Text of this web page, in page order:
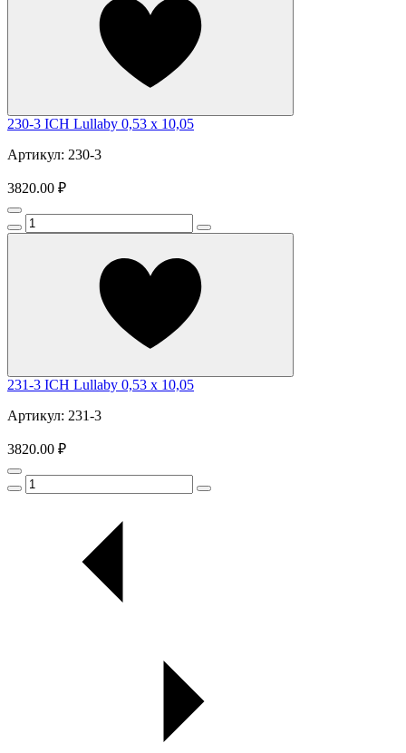
230-3 ICH Lullaby 0,53 x 10,05
Артикул: 230-3
3820.00 ₽
231-3 ICH Lullaby 0,53 x 10,05
Артикул: 231-3
3820.00 ₽